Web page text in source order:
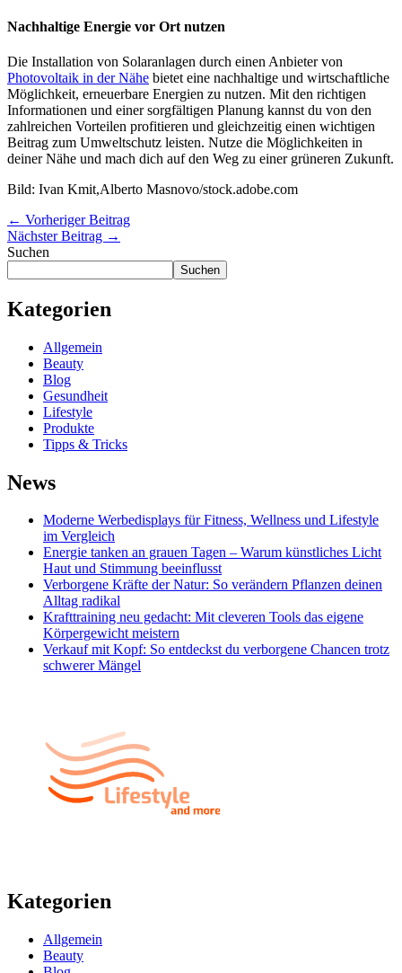
Nachhaltige Energie vor Ort nutzen
Die Installation von Solaranlagen durch einen Anbieter von
Photovoltaik in der Nähe bietet eine nachhaltige und wirtschaftliche
Möglichkeit, erneuerbare Energien zu nutzen. Mit den richtigen
Informationen und einer sorgfältigen Planung kannst du von den
zahlreichen Vorteilen profitieren und gleichzeitig einen wichtigen
Beitrag zum Umweltschutz leisten. Nutze die Möglichkeiten in
deiner Nähe und mach dich auf den Weg zu einer grüneren Zukunft.
Bild: Ivan Kmit,Alberto Masnovo/stock.adobe.com
← Vorheriger Beitrag
Nächster Beitrag →
Suchen
Suchen
Kategorien
Allgemein
Beauty
Blog
Gesundheit
Lifestyle
Produkte
Tipps & Tricks
News
Moderne Werbedisplays für Fitness, Wellness und Lifestyle
im Vergleich
Energie tanken an grauen Tagen – Warum künstliches Licht
Haut und Stimmung beeinflusst
Verborgene Kräfte der Natur: So verändern Pflanzen deinen
Alltag radikal
Krafttraining neu gedacht: Mit cleveren Tools das eigene
Körpergewicht meistern
Verkauf mit Kopf: So entdeckst du verborgene Chancen trotz
schwerer Mängel
Kategorien
Allgemein
Beauty